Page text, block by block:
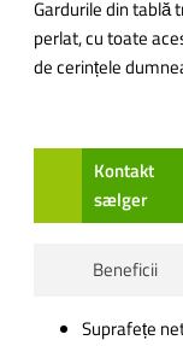
Gardurile din tablă
perlat, cu toate
de cerințele
Kontakt
sælger
Beneficii
Suprafețe